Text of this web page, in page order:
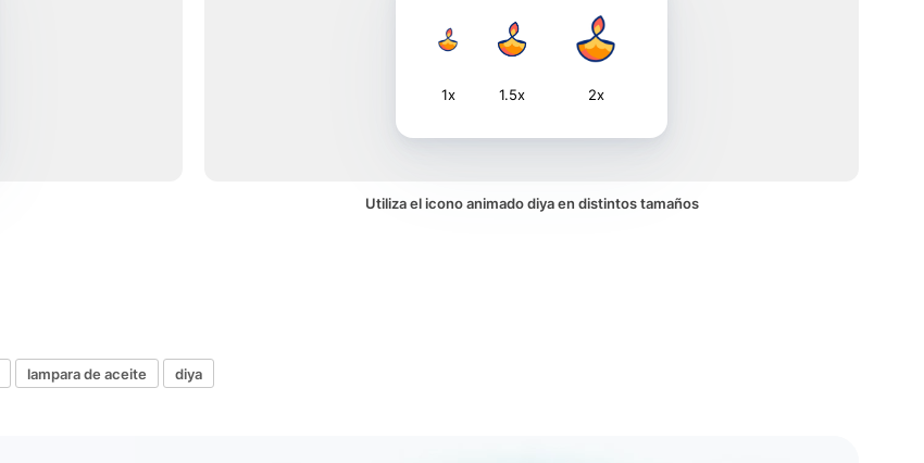
1x 1.5x 2x
Utiliza el icono animado diya en distintos tamaños
lampara de aceite diya